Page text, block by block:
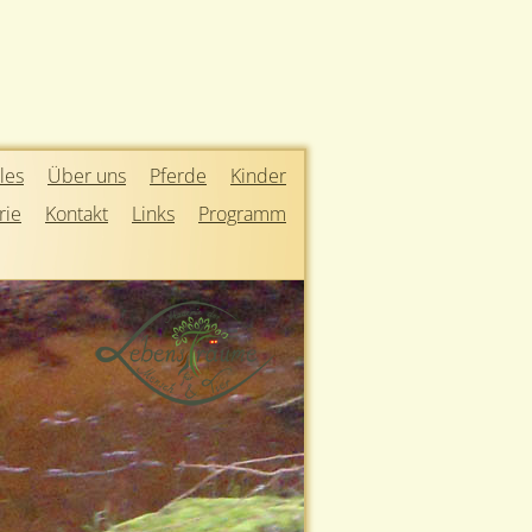
Kinder
Pferde
Über uns
Programm
Links
Kontakt